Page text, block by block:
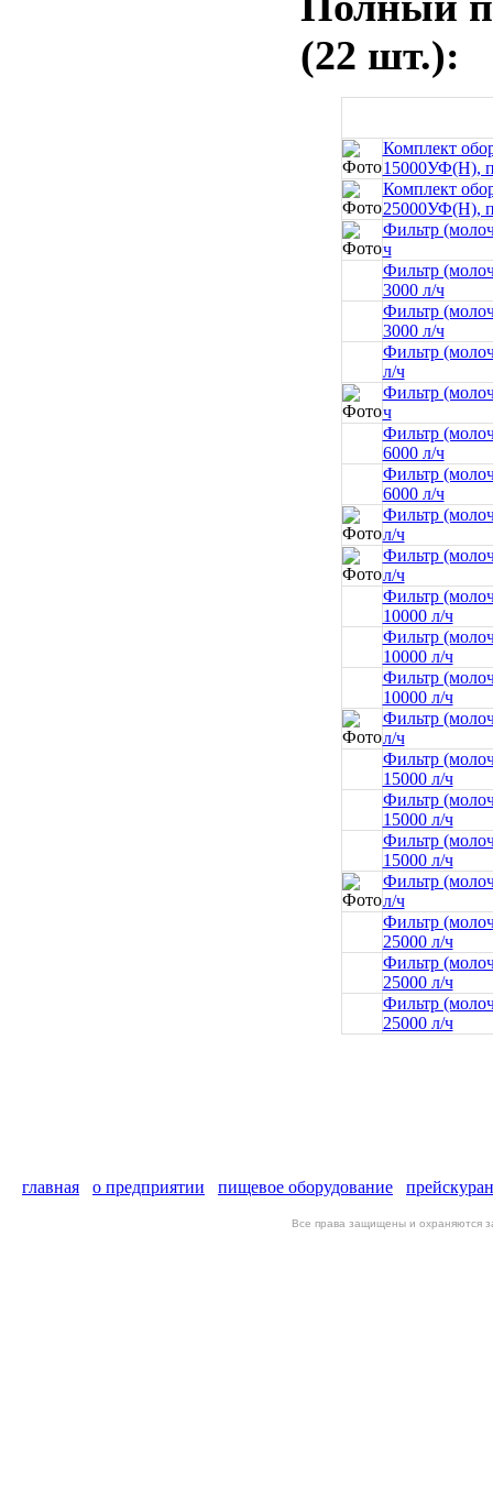
(22 шт.):
Комплект
15000УФ(Н),
Комплект
25000УФ(Н),
Фильтр
ч
Фильтр
3000 л/ч
Фильтр
3000 л/ч
Фильтр
л/ч
Фильтр
ч
Фильтр
6000 л/ч
Фильтр
6000 л/ч
Фильтр
л/ч
Фильтр
л/ч
Фильтр
10000 л/ч
Фильтр
10000 л/ч
Фильтр
10000 л/ч
Фильтр
л/ч
Фильтр
15000 л/ч
Фильтр
15000 л/ч
Фильтр
15000 л/ч
Фильтр
л/ч
Фильтр
25000 л/ч
Фильтр
25000 л/ч
Фильтр
25000 л/ч
главная о предприятии пищевое оборудование
Все права защищены и